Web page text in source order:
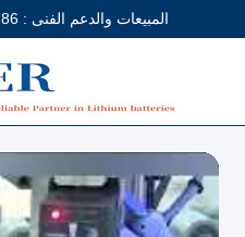
المبيعات والدعم الفنى : 86-20-39293119